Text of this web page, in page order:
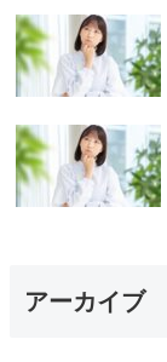
アーカイブ